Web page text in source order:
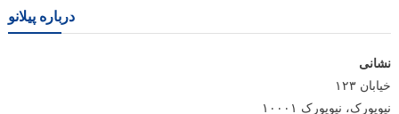
درباره پیلانو
نشانی
خیابان ۱۲۳
نیویورک، نیویورک ۱۰۰۰۱